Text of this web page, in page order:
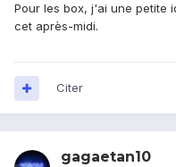
Pour les box, j'ai une petite
cet après-midi.
Citer
gagaetan10